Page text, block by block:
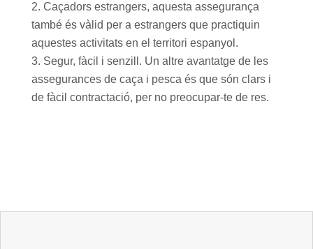
Caçadors estrangers, aquesta assegurança
també és vàlid per a estrangers que practiquin
aquestes activitats en el territori espanyol.
Segur, fàcil i senzill. Un altre avantatge de les
assegurances de caça i pesca és que són clars i
de fàcil contractació, per no preocupar-te de res.